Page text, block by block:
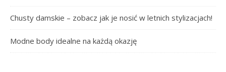
Chusty damskie – zobacz jak je nosić w letnich stylizacjach!
Modne body idealne na każdą okazję